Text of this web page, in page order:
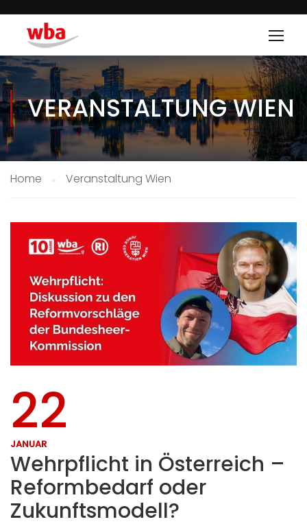
VERANSTALTUNG WIEN
Home Veranstaltung Wien
22
JANUAR
Wehrpflicht in Österreich –
Reformbedarf oder
Zukunftsmodell?